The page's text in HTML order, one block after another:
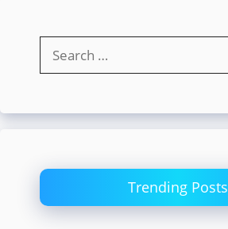
for:
Trending Posts